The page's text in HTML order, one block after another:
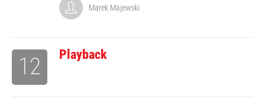
Marek Majewski
Playback
12